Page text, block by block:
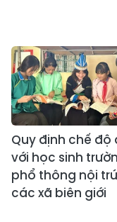
Quy định chế độ
với học sinh
phổ thông nội
các xã biên giới